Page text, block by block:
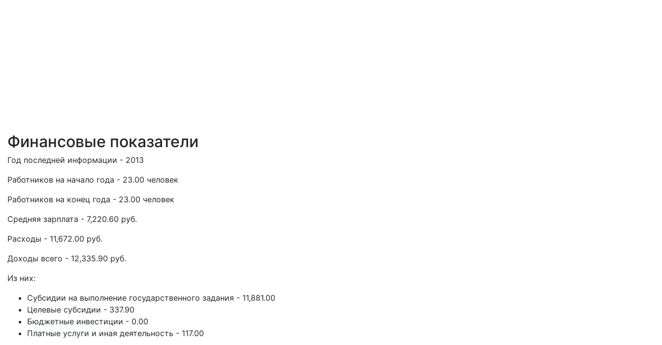
Финансовые показатели
Год последней информации - 2013
Работников на начало года - 23.00 человек
Работников на конец года - 23.00 человек
Средняя зарплата - 7,220.60 руб.
Расходы - 11,672.00 руб.
Доходы всего - 12,335.90 руб.
Из них:
Субсидии на выполнение государственного задания - 11,881.00
Целевые субсидии - 337.90
Бюджетные инвестиции - 0.00
Платные услуги и иная деятельность - 117.00